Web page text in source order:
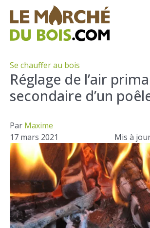
CHAUFFAGE AU BOIS
FAQ
TROUVER SON FOURNISSEUR
BLOG
ESPACE PRO
Se chauffer au bois
Réglage de l’air
secondaire d’un
Par Maxime
17 mars 2021
Mis à